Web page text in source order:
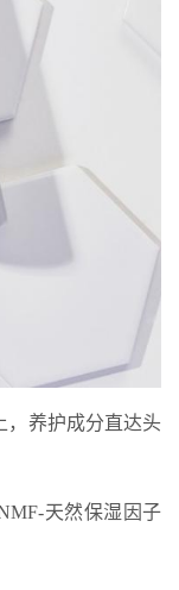
养护成分直达头
天然保湿因子